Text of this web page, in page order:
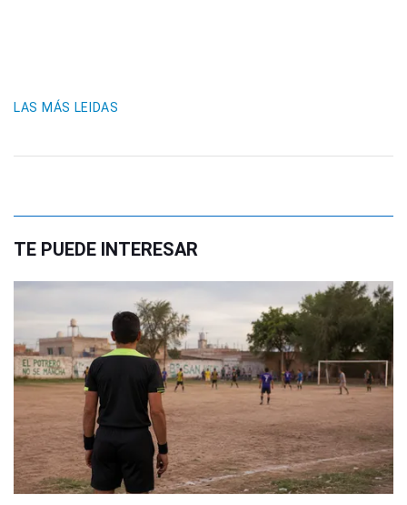
LAS MÁS LEIDAS
TE PUEDE INTERESAR